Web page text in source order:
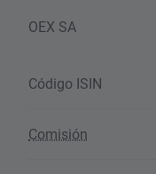
OEX SA
Código ISIN
Comisión